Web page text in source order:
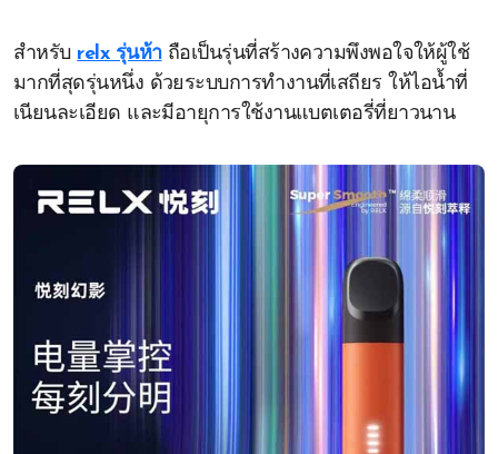
สำหรับ relx รุ่นห้าถือเป็นรุ่นที่สร้างความพึงพอใจให้ผู้ใช้
มากที่สุดรุ่นหนึ่ง ด้วยระบบการทำงานที่เสถียร ให้ไอน้ำที่
เนียนละเอียด และมีอายุการใช้งานแบตเตอรี่ที่ยาวนาน